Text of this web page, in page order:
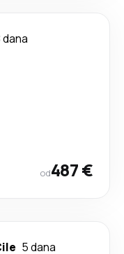
dana
od487 €
5 dana